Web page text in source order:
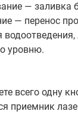
— заливка
— перенос
уровню.
всего одну
приемник